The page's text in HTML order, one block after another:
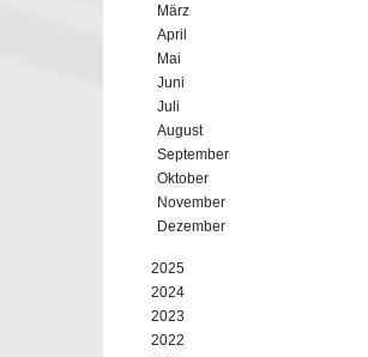
März
April
Mai
Juni
Juli
August
September
Oktober
November
Dezember
2025
2024
2023
2022